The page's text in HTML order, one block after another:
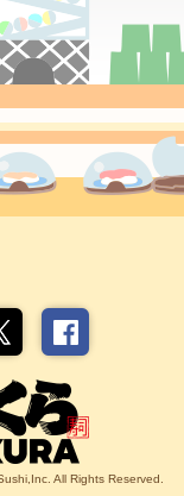
All Rights Reserved.